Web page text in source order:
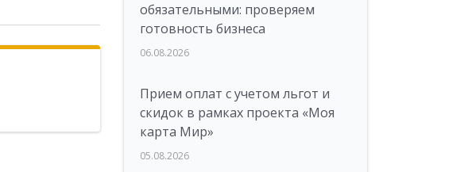
обязательными: проверяем
готовность бизнеса
06.08.2026
Прием оплат с учетом льгот и
скидок в рамках проекта «Моя
карта Мир»
05.08.2026